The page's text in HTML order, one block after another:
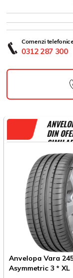
Comenzi
0312 287 300
DIN
Anvelopa Vara
Asymmetric 3 * XL